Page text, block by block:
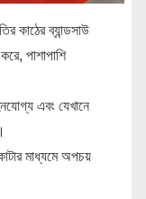
কাঠের ব্যান্ডসাউ
পাশাপাশি
এবং যেখানে
মাধ্যমে অপচয়